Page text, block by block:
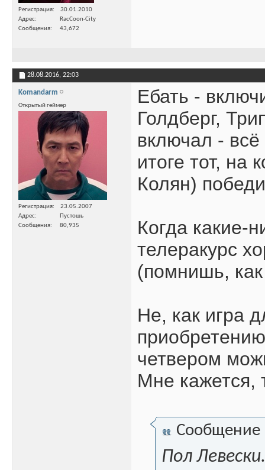
Регистрация
30.01.2010
Адрес
RacCoon-City
Сообщения
43,672
28.08.2016, 22:03
Komandarm
Открытый геймер
Регистрация
23.05.2007
Адрес
Пустошь
Сообщения
80,935
Ебать -
Голдберг,
включал - всё
итоге тот, на
Колян)
Когда какие-
телеракурс
(помнишь,
Не, как игра
четвером
Мне кажется,
Сообщение
Пол